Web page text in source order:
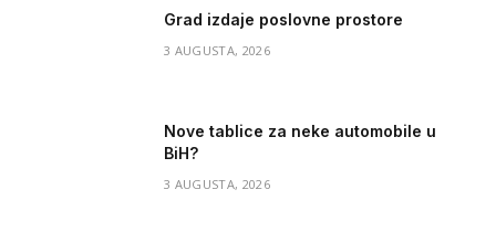
Grad izdaje poslovne prostore
3 AUGUSTA, 2026
Nove tablice za neke automobile u
BiH?
3 AUGUSTA, 2026